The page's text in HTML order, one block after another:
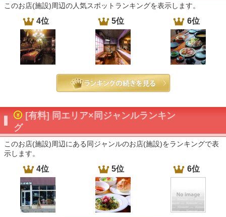
このお店(施設)周辺の人気スポットランキングを表示します。
4位 5位 6位
[有料] 同エリア×同ジャンルランキン
グ
このお店(施設)周辺にある同ジャンルのお店(施設)をランキングで表
示します。
4位 5位 6位